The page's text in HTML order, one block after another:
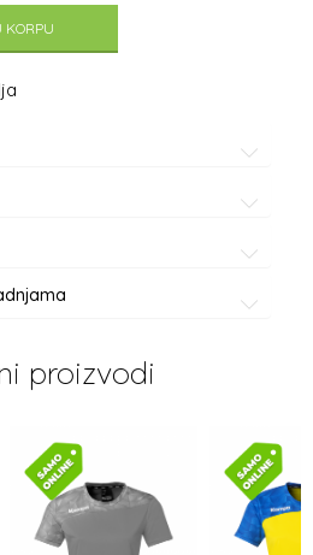
KORPU
proizvodi